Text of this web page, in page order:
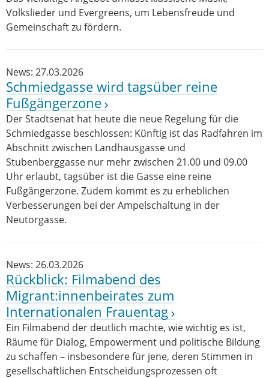
Volkslieder und Evergreens, um Lebensfreude und
Gemeinschaft zu fördern.
News: 27.03.2026
Schmiedgasse wird tagsüber reine
Fußgängerzone
Der Stadtsenat hat heute die neue Regelung für die
Schmiedgasse beschlossen: Künftig ist das Radfahren im
Abschnitt zwischen Landhausgasse und
Stubenberggasse nur mehr zwischen 21.00 und 09.00
Uhr erlaubt, tagsüber ist die Gasse eine reine
Fußgängerzone. Zudem kommt es zu erheblichen
Verbesserungen bei der Ampelschaltung in der
Neutorgasse.
News: 26.03.2026
Rückblick: Filmabend des
Migrant:innenbeirates zum
Internationalen Frauentag
Ein Filmabend der deutlich machte, wie wichtig es ist,
Räume für Dialog, Empowerment und politische Bildung
zu schaffen – insbesondere für jene, deren Stimmen in
gesellschaftlichen Entscheidungsprozessen oft